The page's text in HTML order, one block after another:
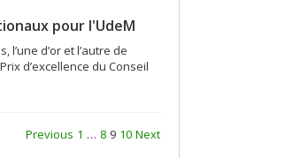
pour l'UdeM
l’une d’or et l’autre de
d’excellence du Conseil
Previous 1 … 8 9 10 Next